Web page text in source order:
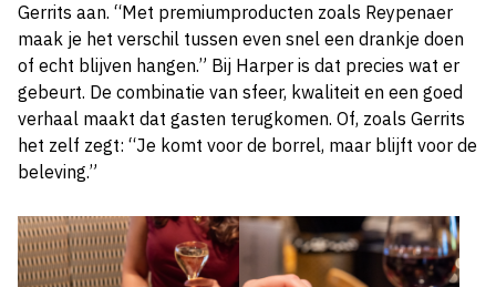
Gerrits aan. “Met premiumproducten zoals Reypenaer
maak je het verschil tussen even snel een drankje doen
of echt blijven hangen.” Bij Harper is dat precies wat er
gebeurt. De combinatie van sfeer, kwaliteit en een goed
verhaal maakt dat gasten terugkomen. Of, zoals Gerrits
het zelf zegt: “Je komt voor de borrel, maar blijft voor de
beleving.”